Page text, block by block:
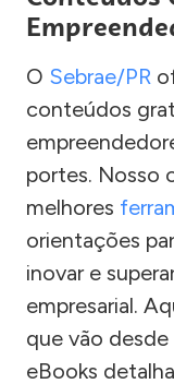
O Sebrae/PR
conteúdos
portes. Nosso
melhores
orientações
inovar e
empresarial.
que vão
eBooks